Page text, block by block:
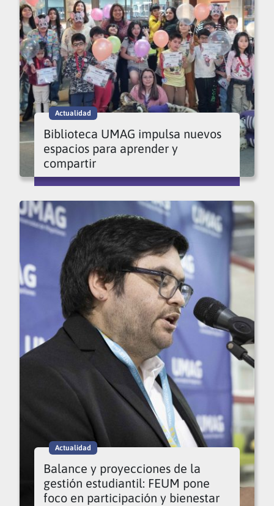
Actualidad
Biblioteca UMAG impulsa nuevos
espacios para aprender y
compartir
Actualidad
Balance y proyecciones de la
gestión estudiantil: FEUM pone
foco en participación y bienestar